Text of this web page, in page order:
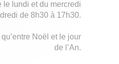
le lundi et du mercredi
de 8h30 à 17h30.
Noël et le jour
de l’An.